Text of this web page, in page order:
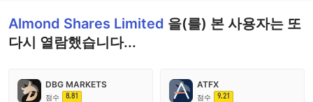
Almond Shares Limited 을(를) 본 사용자는 또
다시 열람했습니다...
DBG MARKETS
점수 8.81
ATFX
점수 9.21